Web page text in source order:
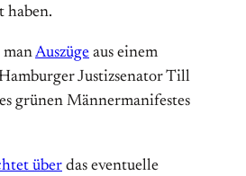
haben.
Auszüge aus einem
Justizsenator Till
grünen Männermanifestes
über das eventuelle